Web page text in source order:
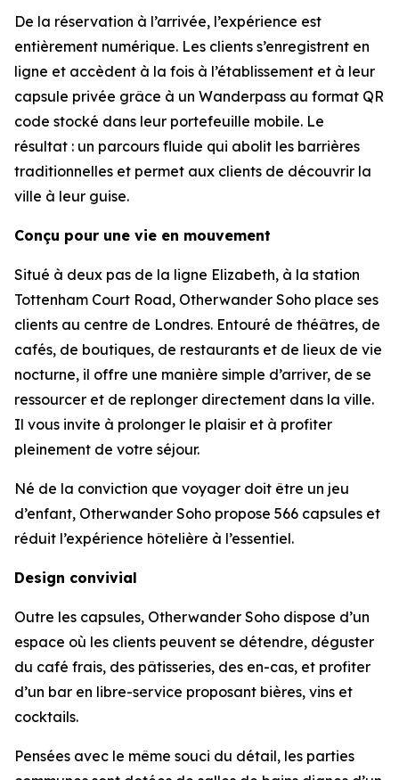
De la réservation à l’arrivée, l’expérience est
entièrement numérique. Les clients s’enregistrent en
ligne et accèdent à la fois à l’établissement et à leur
capsule privée grâce à un Wanderpass au format QR
code stocké dans leur portefeuille mobile. Le
résultat : un parcours fluide qui abolit les barrières
traditionnelles et permet aux clients de découvrir la
ville à leur guise.
Conçu pour une vie en mouvement
Situé à deux pas de la ligne Elizabeth, à la station
Tottenham Court Road, Otherwander Soho place ses
clients au centre de Londres. Entouré de théâtres, de
cafés, de boutiques, de restaurants et de lieux de vie
nocturne, il offre une manière simple d’arriver, de se
ressourcer et de replonger directement dans la ville.
Il vous invite à prolonger le plaisir et à profiter
pleinement de votre séjour.
Né de la conviction que voyager doit être un jeu
d’enfant, Otherwander Soho propose 566 capsules et
réduit l’expérience hôtelière à l’essentiel.
Design convivial
Outre les capsules, Otherwander Soho dispose d’un
espace où les clients peuvent se détendre, déguster
du café frais, des pâtisseries, des en-cas, et profiter
d’un bar en libre-service proposant bières, vins et
cocktails.
Pensées avec le même souci du détail, les parties